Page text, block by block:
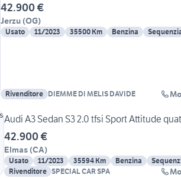
42.900 €
Jerzu (OG)
Usato 11/2023 35500 Km Benzina
Rivenditore DIEMME DI MELIS DAVIDE
Audi A3 Sedan S3 2.0 tfsi Sport Attitude
42.900 €
Elmas (CA)
Usato 11/2023 35594 Km Benzina
Rivenditore SPECIAL CAR SPA